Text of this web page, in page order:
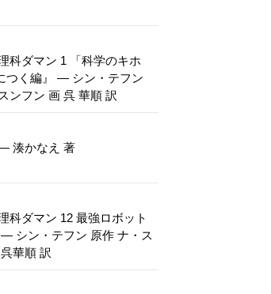
科ダマン 1 「科学のキホ
つく編』 — シン・テフン
ンフン 画 呉 華順 訳
— 湊かなえ 著
科ダマン 12 最強ロボット
シン・テフン 原作 ナ・ス
華順 訳